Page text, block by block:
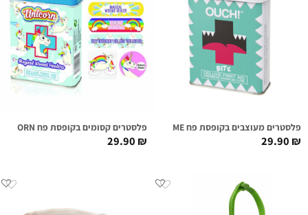
פלסטרים מעוצבים בקופסת פח BITE ME
29.90₪
פלסטרים קסומים בקופסת פח UNICORN
29.90₪